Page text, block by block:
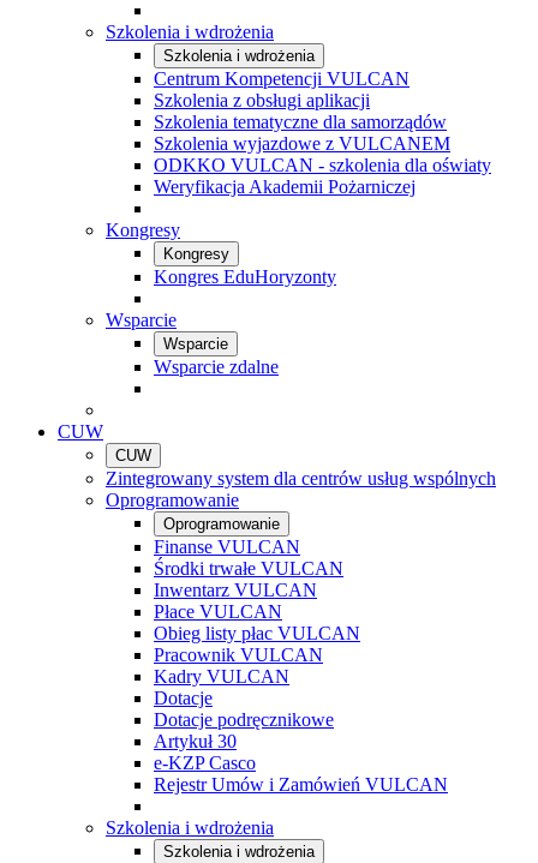
Szkolenia i wdrożenia
Szkolenia i wdrożenia
Centrum Kompetencji VULCAN
Szkolenia z obsługi aplikacji
Szkolenia tematyczne dla samorządów
Szkolenia wyjazdowe z VULCANEM
ODKKO VULCAN - szkolenia dla oświaty
Weryfikacja Akademii Pożarniczej
Kongresy
Kongresy
Kongres EduHoryzonty
Wsparcie
Wsparcie
Wsparcie zdalne
CUW
CUW
Zintegrowany system dla centrów usług wspólnych
Oprogramowanie
Oprogramowanie
Finanse VULCAN
Środki trwałe VULCAN
Inwentarz VULCAN
Płace VULCAN
Obieg listy płac VULCAN
Pracownik VULCAN
Kadry VULCAN
Dotacje
Dotacje podręcznikowe
Artykuł 30
e-KZP Casco
Rejestr Umów i Zamówień VULCAN
Szkolenia i wdrożenia
Szkolenia i wdrożenia